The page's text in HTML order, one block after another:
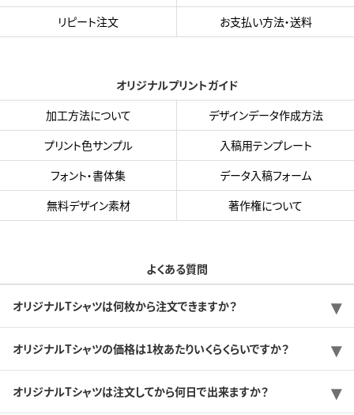
リピート注文
お支払い方法・送料
オリジナルプリントガイド
加工方法について
デザインデータ作成方法
プリント色サンプル
入稿用テンプレート
フォント・書体集
データ入稿フォーム
無料デザイン素材
著作権について
よくある質問
オリジナルTシャツは何枚から注文できますか？
オリジナルTシャツの価格は1枚あたりいくらくらいですか？
オリジナルTシャツは注文してから何日で出来ますか？